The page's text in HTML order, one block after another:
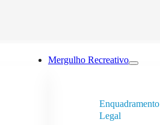
Mergulho Recreativo
Enquadramento
Legal